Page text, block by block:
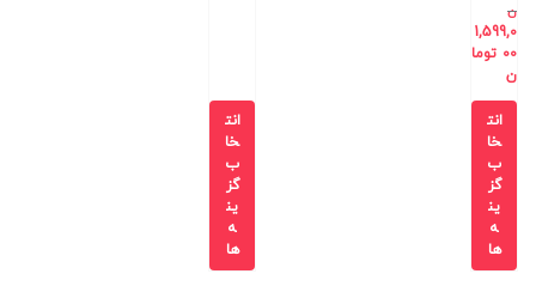
ن
1,599,0
00 توما
ن
انت
خا
ب
گز
ین
ه
ها
انت
خا
ب
گز
ین
ه
ها